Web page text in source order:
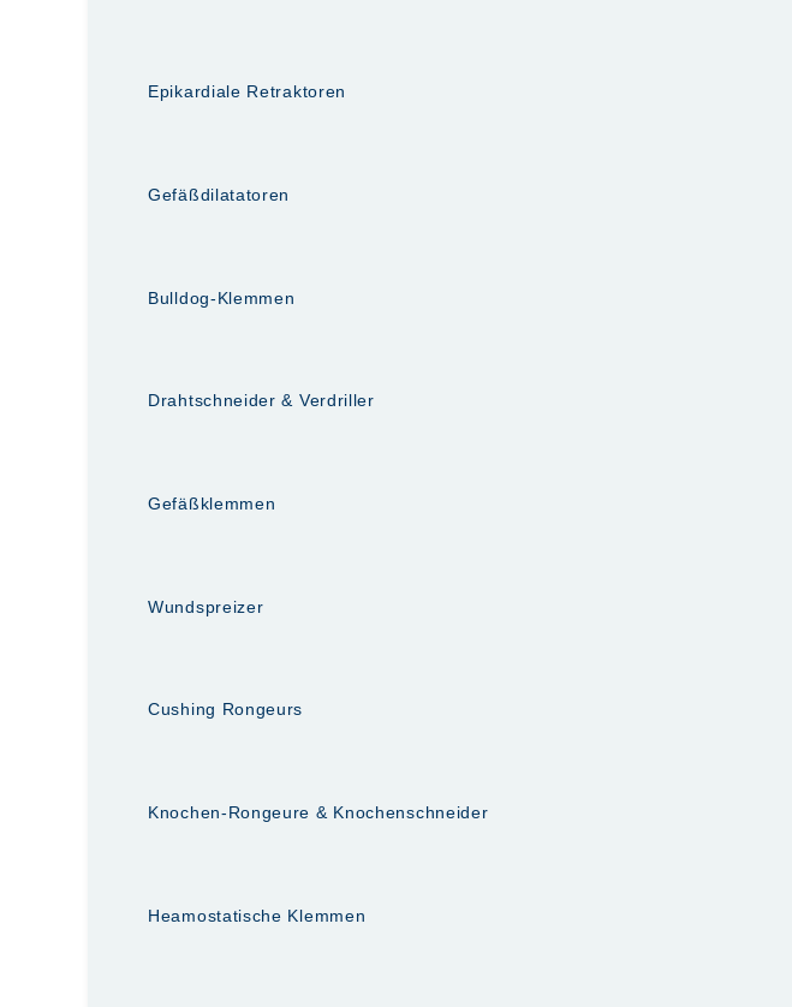
Epikardiale Retraktoren
Gefäßdilatatoren
Bulldog-Klemmen
Drahtschneider & Verdriller
Gefäßklemmen
Wundspreizer
Cushing Rongeurs
Knochen-Rongeure & Knochenschneider
Heamostatische Klemmen